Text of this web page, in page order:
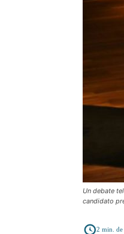
Un debate
candidato
2 min. de